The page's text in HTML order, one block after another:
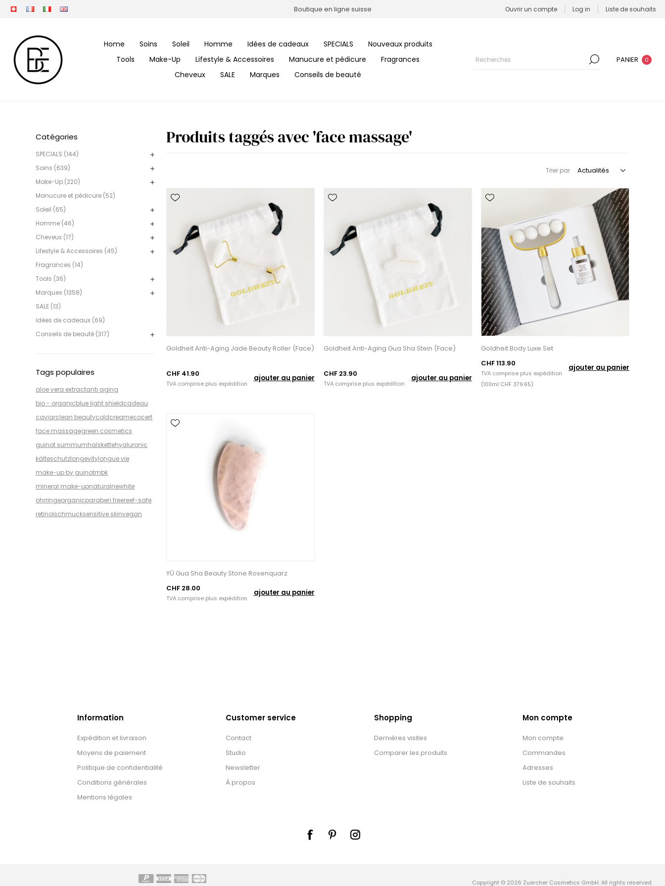
Boutique en ligne suisse Ouvrir un compte Log in Liste de souhaits
Home Soins Soleil Homme Idées de cadeaux SPECIALS
Nouveaux produits
Tools
Make-Up Lifestyle & Accessoires Manucure et pédicure
Fragrances
Cheveux
SALE Marques Conseils de beauté
PANIER 0
Catégories
SPECIALS (144)
Soins (639)
Make-Up (220)
Manucure et pédicure (52)
Soleil (65)
Homme (46)
Cheveux (17)
Lifestyle & Accessoires (45)
Fragrances (14)
Tools (36)
Marques (1358)
SALE (13)
Idées de cadeaux (69)
Conseils de beauté (317)
Tags populaires
aloe vera extractanti aging
bio - organicblue light shieldcadeau
caviarclean beautycoldcreamecocert
face massagegreen cosmetics
guinot summumhalskettehyaluronic
kälteschutzlongevitylongue vie
make-up by guinotmbk
mineral make-upnaturalnewhite
ohrringeorganicparaben freereef-safe
retinolschmucksensitive skinvegan
Produits taggés avec 'face massage'
Trier par
Goldheit Anti-Aging Jade Beauty Roller (Face)
CHF 41.90
TVA comprise plus expédition
ajouter au panier
Goldheit Anti-Aging Gua Sha Stein (Face)
CHF 23.90
TVA comprise plus expédition
ajouter au panier
Goldheit Body Luxe Set
CHF 113.90
TVA comprise plus expédition
ajouter au panier
(100ml CHF 379.65)
YÙ Gua Sha Beauty Stone Rosenquarz
CHF 28.00
TVA comprise plus expédition
ajouter au panier
Information
Expédition et livraison
Moyens de paiement
Politique de confidentialité
Conditions générales
Mentions légales
Customer service
Contact
Studio
Newsletter
À propos
Shopping
Dernières visites
Comparer les produits
Mon compte
Mon compte
Commandes
Adresses
Liste de souhaits
Copyright © 2026 Zuercher Cosmetics GmbH. All rights reserved.